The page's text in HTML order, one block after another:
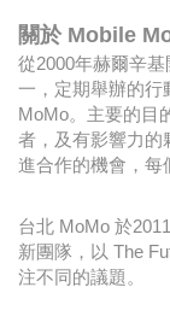
關於 Mobile
從2000年赫爾辛
一，定期舉辦的行
MoMo。主要的目
者，及有影響力的
進合作的機會，每
台北 MoMo 於
新團隊，以 The
注不同的議題。